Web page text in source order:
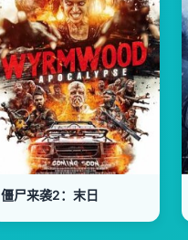
僵尸来袭2：末日